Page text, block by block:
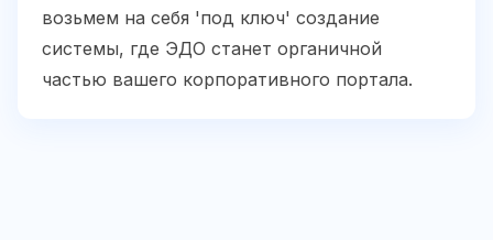
возьмем на себя 'под ключ' создание
системы, где ЭДО станет органичной
частью вашего корпоративного портала.